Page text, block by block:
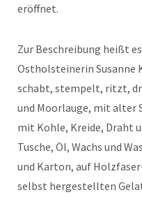
eröffnet.
Zur Beschreibung heißt
Ostholsteinerin
schabt, stempelt, ritzt,
und Moorlauge, mit alter
mit Kohle, Kreide, Draht
Tusche, Öl, Wachs und
und Karton, auf
selbst hergestellten